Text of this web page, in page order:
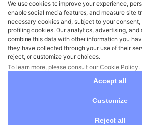
P.I. 03437420130
Reg.Imp Como | REA n.314730
Cap.soc. €12.000 i.v
Aisk
Orbital Shot